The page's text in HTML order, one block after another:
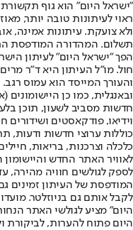
"ישראל היום" הוא גוף
ראוי לעיתונות טובה יותר,
ולא צועקת. עיתונות אמינה,
הפך "ישראל היום" לעיתון
חול. מו"ל העיתון היא ד"ר
והעורך המייסד הוא עמוס
חדשות מסביב לשעון, תוכן
וידיאו, פודקאסטים ושידורים
כוללות ערוצי חדשות ודעות,
לאוויר האתר החדש
לספק לגולשים חוויה מהירה,
המודפסת של העיתון זמינים
לקבל אותם גם בניוזלטר.
היום" מציע לגולשי האתר
היום פתוח להערות, לביקורת